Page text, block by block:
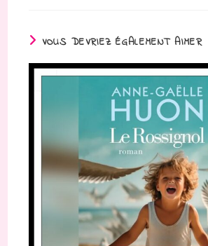
VOUS DEVRIEZ ÉGALEMENT AIMER